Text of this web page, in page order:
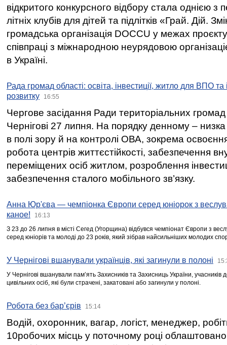
відкритого конкурсного відбору стала однією
літніх клубів для дітей та підлітків «Грай. Дій.
громадська організація DOCCU у межах
співпраці з міжнародною неурядовою
в Україні.
Рада громад області: освіта, інвестиції, житло для ВПО
розвитку
16:55
Чергове засідання Ради територіальних громад
Чернігові 27 липня. На порядку денному –
в полі зору й на контролі ОВА, зокрема освоєння
робота центрів життєстійкості, забезпечення
переміщених осіб житлом, розроблення
забезпечення сталого мобільного зв’язку.
Анна Юр'єва — чемпіонка Європи серед юніорок з
каное!
16:13
З 23 до 26 липня в місті Сегед (Угорщина) відбувся чемпіонат Європи з
серед юніорів та молоді до 23 років, який зібрав найсильніших молодих
У Чернігові вшанували українців, які загинули в полоні
У Чернігові вшанували пам’ять Захисників та Захисниць України,
цивільних осіб, які були страчені, закатовані або загинули у полоні.
Робота без бар’єрів 15:14
Водій, охоронник, вагар, логіст, менеджер,
10робочих місць у поточному році